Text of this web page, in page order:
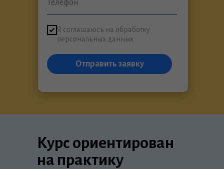
Я соглашаюсь на обработку
персональных данных
Отправить заявку
Курс ориентирован
на практику